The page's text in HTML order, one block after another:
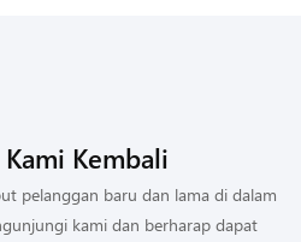
Kembali
pelanggan baru dan lama di dalam
kami dan berharap dapat